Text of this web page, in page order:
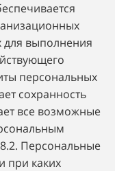
для выполнения
персональных
сохранность
все возможные
Персональные
при каких